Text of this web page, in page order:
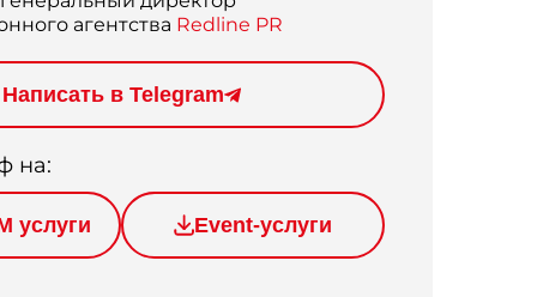
агентства Redline PR
Написать в Telegram
на:
услуги Event-услуги